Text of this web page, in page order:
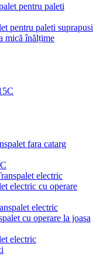
pentru paleti
pentru paleti suprapusi
mică înălțime
fara catarg
electric
electric cu operare
electric
cu operare la joasa
electric